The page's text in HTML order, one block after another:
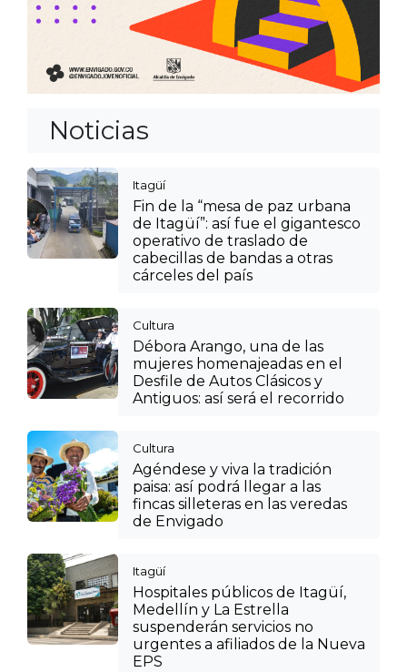
Noticias
Itagüí
Fin de la “mesa de paz urbana
de Itagüí”: así fue el gigantesco
operativo de traslado de
cabecillas de bandas a otras
cárceles del país
Cultura
Débora Arango, una de las
mujeres homenajeadas en el
Desfile de Autos Clásicos y
Antiguos: así será el recorrido
Cultura
Agéndese y viva la tradición
paisa: así podrá llegar a las
fincas silleteras en las veredas
de Envigado
Itagüí
Hospitales públicos de Itagüí,
Medellín y La Estrella
suspenderán servicios no
urgentes a afiliados de la Nueva
EPS